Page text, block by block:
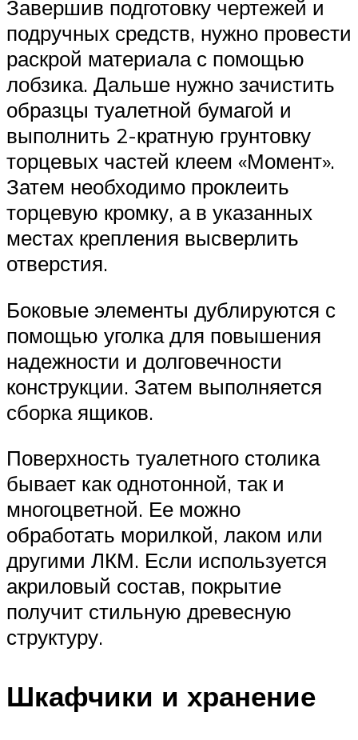
Завершив подготовку чертежей и
подручных средств, нужно провести
раскрой материала с помощью
лобзика. Дальше нужно зачистить
образцы туалетной бумагой и
выполнить 2-кратную грунтовку
торцевых частей клеем «Момент».
Затем необходимо проклеить
торцевую кромку, а в указанных
местах крепления высверлить
отверстия.
Боковые элементы дублируются с
помощью уголка для повышения
надежности и долговечности
конструкции. Затем выполняется
сборка ящиков.
Поверхность туалетного столика
бывает как однотонной, так и
многоцветной. Ее можно
обработать морилкой, лаком или
другими ЛКМ. Если используется
акриловый состав, покрытие
получит стильную древесную
структуру.
Шкафчики и хранение